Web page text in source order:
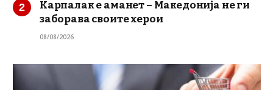
Карпалак е аманет – Македонија не ги
заборава своите херои
08/08/2026